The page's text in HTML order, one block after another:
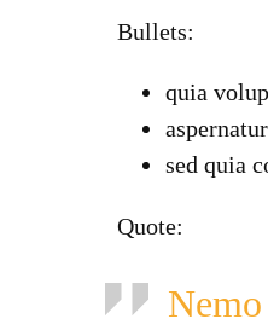
Bullets:
quia
sed quia
Quote: